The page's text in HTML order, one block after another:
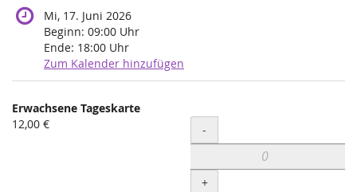
Mi, 17. Juni 2026
Beginn: 09:00 Uhr
Ende: 18:00 Uhr
Zum Kalender hinzufügen
Produkte
Unkategorisierte
Erwachsene Tageskarte
12,00 €
Menge
-
+